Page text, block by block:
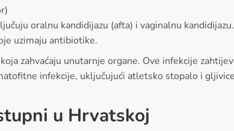
oralnu kandidijazu (afta) i vaginalnu
uzimaju antibiotike.
zahvaćaju unutarnje organe. Ove infekcije
infekcije, uključujući atletsko stopalo i
u Hrvatskoj